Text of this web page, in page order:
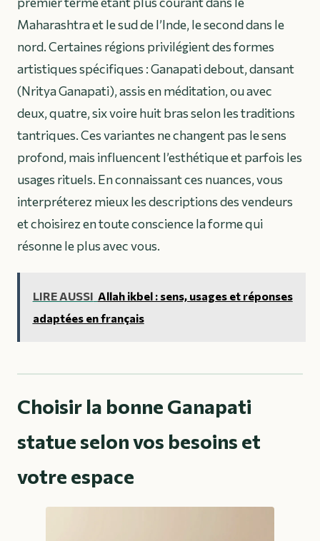
Maharashtra et le sud de l’Inde, le second dans le
nord. Certaines régions privilégient des formes
artistiques spécifiques : Ganapati debout, dansant
(Nritya Ganapati), assis en méditation, ou avec
deux, quatre, six voire huit bras selon les traditions
tantriques. Ces variantes ne changent pas le sens
profond, mais influencent l’esthétique et parfois les
usages rituels. En connaissant ces nuances, vous
interpréterez mieux les descriptions des vendeurs
et choisirez en toute conscience la forme qui
résonne le plus avec vous.
LIRE AUSSI Allah ikbel : sens, usages et réponses
adaptées en français
Choisir la bonne Ganapati
statue selon vos besoins et
votre espace